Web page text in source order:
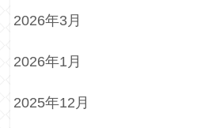
2026年3月
2026年1月
2025年12月